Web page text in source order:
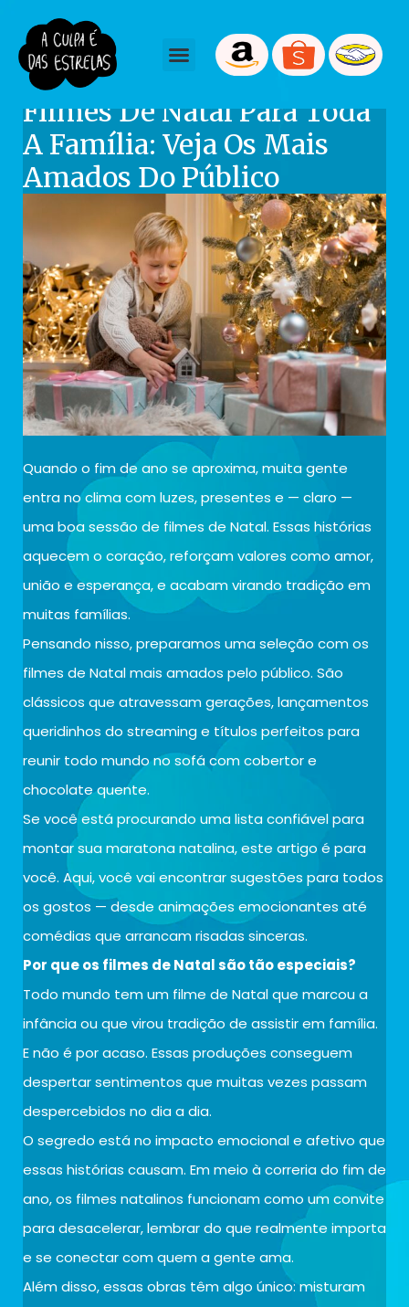
July 8, 2025
Filmes De Natal Para Toda
A Família: Veja Os Mais
Amados Do Público
Quando o fim de ano se aproxima, muita gente
entra no clima com luzes, presentes e — claro —
uma boa sessão de filmes de Natal. Essas histórias
aquecem o coração, reforçam valores como amor,
união e esperança, e acabam virando tradição em
muitas famílias.
Pensando nisso, preparamos uma seleção com os
filmes de Natal mais amados pelo público. São
clássicos que atravessam gerações, lançamentos
queridinhos do streaming e títulos perfeitos para
reunir todo mundo no sofá com cobertor e
chocolate quente.
Se você está procurando uma lista confiável para
montar sua maratona natalina, este artigo é para
você. Aqui, você vai encontrar sugestões para todos
os gostos — desde animações emocionantes até
comédias que arrancam risadas sinceras.
Por que os filmes de Natal são tão especiais?
Todo mundo tem um filme de Natal que marcou a
infância ou que virou tradição de assistir em família.
E não é por acaso. Essas produções conseguem
despertar sentimentos que muitas vezes passam
despercebidos no dia a dia.
O segredo está no impacto emocional e afetivo que
essas histórias causam. Em meio à correria do fim de
ano, os filmes natalinos funcionam como um convite
para desacelerar, lembrar do que realmente importa
e se conectar com quem a gente ama.
Além disso, essas obras têm algo único: misturam